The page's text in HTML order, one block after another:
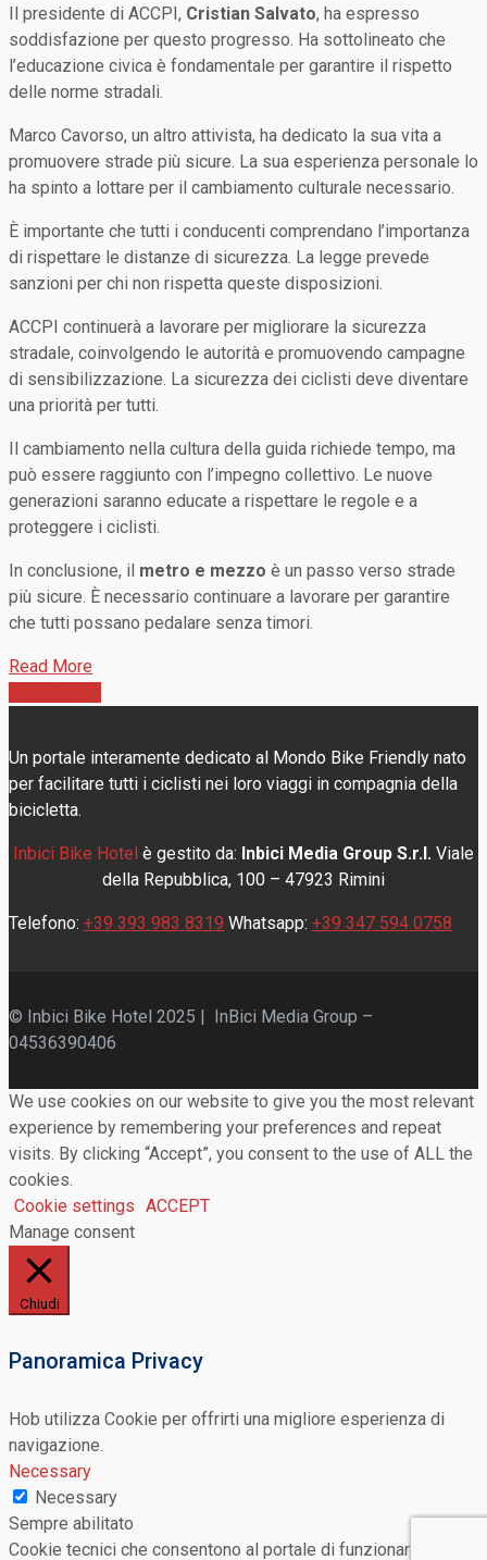
Il presidente di ACCPI, Cristian Salvato, ha espresso
soddisfazione per questo progresso. Ha sottolineato che
l’educazione civica è fondamentale per garantire il rispetto
delle norme stradali.
Marco Cavorso, un altro attivista, ha dedicato la sua vita a
promuovere strade più sicure. La sua esperienza personale lo
ha spinto a lottare per il cambiamento culturale necessario.
È importante che tutti i conducenti comprendano l’importanza
di rispettare le distanze di sicurezza. La legge prevede
sanzioni per chi non rispetta queste disposizioni.
ACCPI continuerà a lavorare per migliorare la sicurezza
stradale, coinvolgendo le autorità e promuovendo campagne
di sensibilizzazione. La sicurezza dei ciclisti deve diventare
una priorità per tutti.
Il cambiamento nella cultura della guida richiede tempo, ma
può essere raggiunto con l’impegno collettivo. Le nuove
generazioni saranno educate a rispettare le regole e a
proteggere i ciclisti.
In conclusione, il metro e mezzo è un passo verso strade
più sicure. È necessario continuare a lavorare per garantire
che tutti possano pedalare senza timori.
Read More
Un portale interamente dedicato al Mondo Bike Friendly nato
per facilitare tutti i ciclisti nei loro viaggi in compagnia della
bicicletta.
Inbici Bike Hotel è gestito da: Inbici Media Group S.r.l. Viale
della Repubblica, 100 – 47923 Rimini
Telefono: +39 393 983 8319 Whatsapp: +39 347 594 0758
© Inbici Bike Hotel 2025 | InBici Media Group –
04536390406
We use cookies on our website to give you the most relevant
experience by remembering your preferences and repeat
visits. By clicking “Accept”, you consent to the use of ALL the
cookies.
Cookie settings ACCEPT
Manage consent
Chiudi
Panoramica Privacy
Hob utilizza Cookie per offrirti una migliore esperienza di
navigazione.
Necessary
Necessary
Sempre abilitato
Cookie tecnici che consentono al portale di funzionare